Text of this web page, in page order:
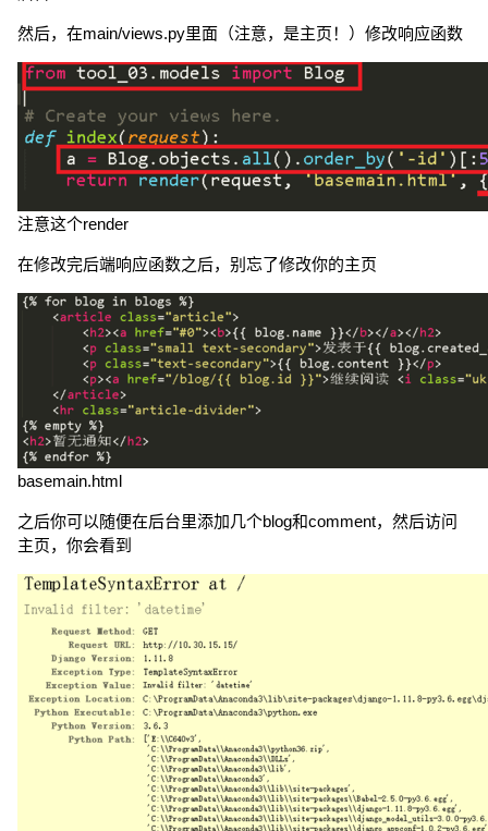
然后，在main/views.py里面（注意，是主页！）修改响应函数
注意这个render
在修改完后端响应函数之后，别忘了修改你的主页
basemain.html
之后你可以随便在后台里添加几个blog和comment，然后访问
主页，你会看到